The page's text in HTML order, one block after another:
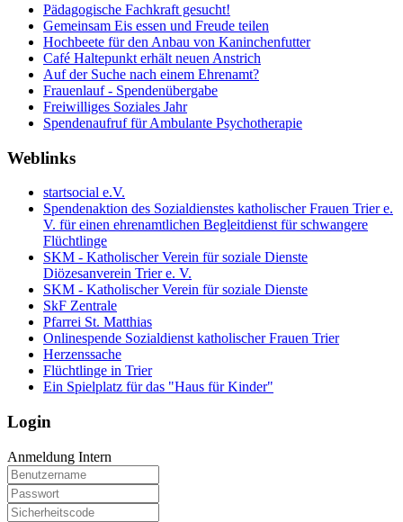
Pädagogische Fachkraft gesucht!
Gemeinsam Eis essen und Freude teilen
Hochbeete für den Anbau von Kaninchenfutter
Café Haltepunkt erhält neuen Anstrich
Auf der Suche nach einem Ehrenamt?
Frauenlauf - Spendenübergabe
Freiwilliges Soziales Jahr
Spendenaufruf für Ambulante Psychotherapie
Weblinks
startsocial e.V.
Spendenaktion des Sozialdienstes katholischer Frauen Trier e.
V. für einen ehrenamtlichen Begleitdienst für schwangere
Flüchtlinge
SKM - Katholischer Verein für soziale Dienste
Diözesanverein Trier e. V.
SKM - Katholischer Verein für soziale Dienste
SkF Zentrale
Pfarrei St. Matthias
Onlinespende Sozialdienst katholischer Frauen Trier
Herzenssache
Flüchtlinge in Trier
Ein Spielplatz für das "Haus für Kinder"
Login
Anmeldung Intern